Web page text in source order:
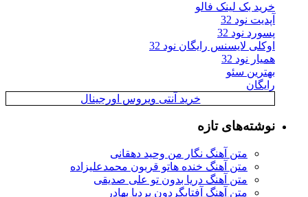
خرید بک لینک فالو
آپدیت نود 32
پسورد نود 32
اوکلی لایسنس رایگان نود 32
همیار نود 32
بهترین سئو
رایگان
خرید آنتی ویروس اورجینال
نوشته‌های تازه
متن آهنگ نگار من وحید دهقانی
متن آهنگ خنده هاتو قربون محمدعلیزاده
متن آهنگ دریا بدون تو علی صدیقی
متن آهنگ آفتابگردون بردیا بهادر